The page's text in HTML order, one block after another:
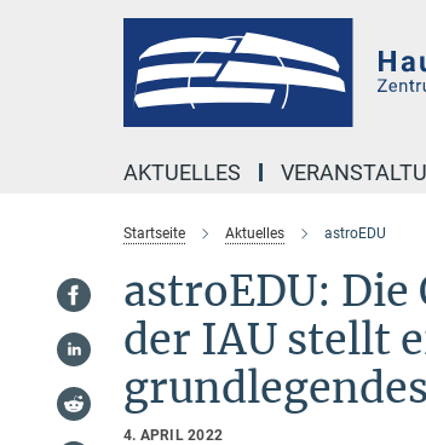
AKTUELLES
Startseite Aktuelles astroEDU
astroEDU:
der IAU stellt
4. APRIL 2022